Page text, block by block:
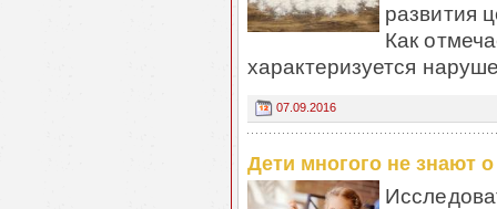
развития
Как
характеризуется
07.09.2016
Дети многого не знают